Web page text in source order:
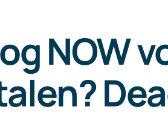
NOW